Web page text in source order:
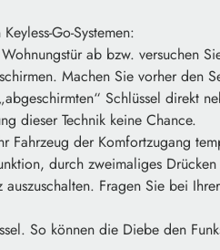
Go-Systemen:
ab bzw. versuchen
Machen Sie vorher den
Schlüssel direkt
dieser Technik keine Chance.
Fahrzeug der Komfortzugang
durch zweimaliges
Fragen Sie bei
So können die Diebe den